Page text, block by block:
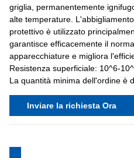
griglia, permanentemente
alte temperature.
protettivo è utilizzato
garantisce efficacemente il
apparecchiature e migliora
Resistenza superficiale: 10^6-
La quantità minima dell'ordine è
Inviare la richiesta Ora